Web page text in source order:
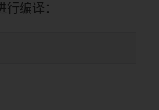
编译：